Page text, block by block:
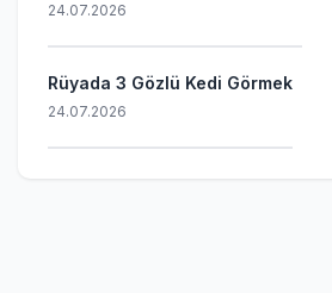
24.07.2026
Rüyada 3 Gözlü Kedi Görmek
24.07.2026